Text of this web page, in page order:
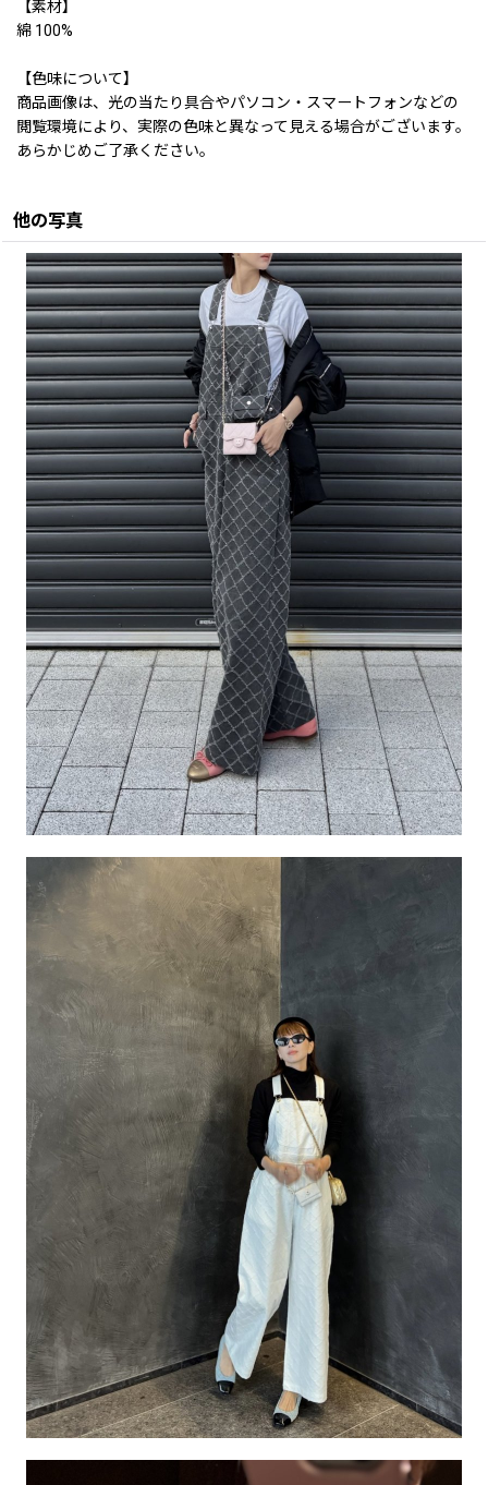
【素材】
綿 100%
【色味について】
商品画像は、光の当たり具合やパソコン・スマートフォンなどの
閲覧環境により、実際の色味と異なって見える場合がございます。
あらかじめご了承ください。
他の写真